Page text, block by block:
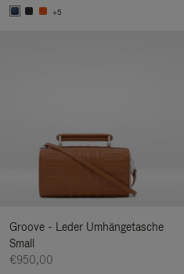
+5
Groove - Leder Umhängetasche
Small
€950,00